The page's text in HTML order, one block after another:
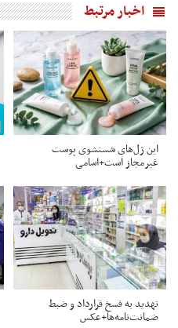
اخبار مرتبط
این ژل‌های شستشوی پوست
غیرمجاز است+اسامی
تهدید به فسخ قرارداد و ضبط
ضمانت‌نامه‌ها+عکس